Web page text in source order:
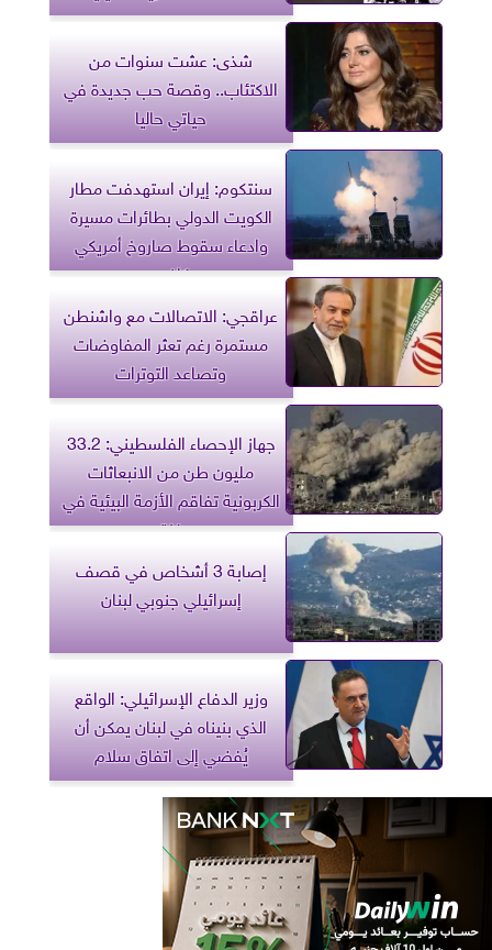
شذى: عشت سنوات من
الاكتئاب.. وقصة حب جديدة في
حياتي حاليا
سنتكوم: إيران استهدفت مطار
الكويت الدولي بطائرات مسيرة
وادعاء سقوط صاروخ أمريكي
كاذب
عراقجي: الاتصالات مع واشنطن
مستمرة رغم تعثر المفاوضات
وتصاعد التوترات
جهاز الإحصاء الفلسطيني: 33.2
مليون طن من الانبعاثات
الكربونية تفاقم الأزمة البيئية في
غزة
إصابة 3 أشخاص في قصف
إسرائيلي جنوبي لبنان
وزير الدفاع الإسرائيلي: الواقع
الذي بنيناه في لبنان يمكن أن
يُفضي إلى اتفاق سلام